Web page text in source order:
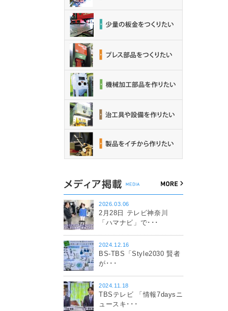
2026.03.06
2月28日 テレビ神奈川
「ハマナビ」で･･･
2024.12.16
BS-TBS「Style2030 賢者
が･･･
2024.11.18
TBSテレビ 「情報7daysニ
ュースキ･･･